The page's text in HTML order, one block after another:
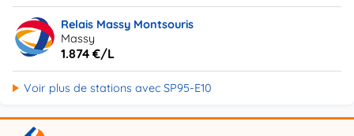
Relais Massy Montsouris
Massy
1.874 €/L
Voir plus de stations avec SP95-E10